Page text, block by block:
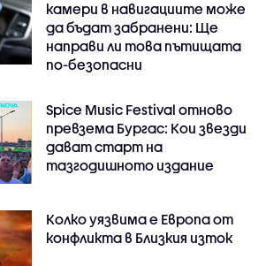
камери в навигациите може
да бъдат забранени: Ще
направи ли това пътищата
по-безопасни
Spice Music Festival отново
превзема Бургас: Кои звезди
дават старт на
тазгодишното издание
Колко уязвима е Европа от
конфликта в Близкия изток